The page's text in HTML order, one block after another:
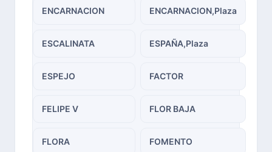
ENCARNACION ENCARNACION,Plaza
ESCALINATA ESPAÑA,Plaza
ESPEJO FACTOR
FELIPE V FLOR BAJA
FLORA FOMENTO